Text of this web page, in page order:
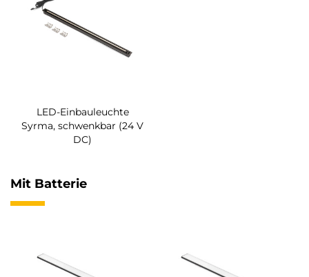
LED-Einbauleuchte
Syrma, schwenkbar (24 V
DC)
Mit Batterie